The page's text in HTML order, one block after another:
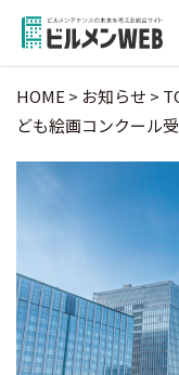
HOME > お知らせ >
ども絵画コンクール